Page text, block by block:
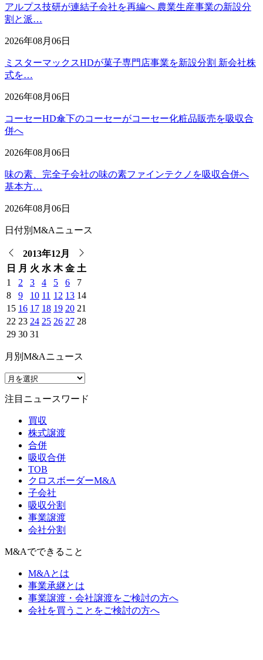
アルプス技研が連結子会社を再編へ 農業生産事業の新設分
割と派…
2026年08月06日
ミスターマックスHDが菓子専門店事業を新設分割 新会社株
式を…
2026年08月06日
コーセーHD傘下のコーセーがコーセー化粧品販売を吸収合
併へ
2026年08月06日
味の素、完全子会社の味の素ファインテクノを吸収合併へ
基本方…
2026年08月06日
日付別M&Aニュース
2013年12月
日
月 火 水 木 金 土
1
2 3 4 5 6
7
8
9 10 11 12 13 14
15 16 17 18 19 20 21
22 23 24 25 26 27 28
29 30 31
月別M&Aニュース
注目ニュースワード
買収
株式譲渡
合併
吸収合併
TOB
クロスボーダーM&A
子会社
吸収分割
事業譲渡
会社分割
M&Aでできること
M&Aとは
事業承継とは
事業譲渡・会社譲渡をご検討の方へ
会社を買うことをご検討の方へ